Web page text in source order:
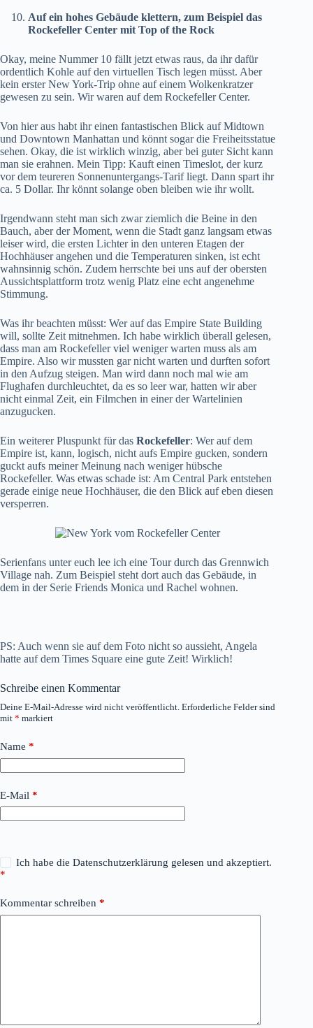
Auf ein hohes Gebäude klettern, zum Beispiel das
Rockefeller Center mit Top of the Rock
Okay, meine Nummer 10 fällt jetzt etwas raus, da ihr dafür
ordentlich Kohle auf den virtuellen Tisch legen müsst. Aber
kein erster New York-Trip ohne auf einem Wolkenkratzer
gewesen zu sein. Wir waren auf dem Rockefeller Center.
Von hier aus habt ihr einen fantastischen Blick auf Midtown
und Downtown Manhattan und könnt sogar die Freiheitsstatue
sehen. Okay, die ist wirklich winzig, aber bei guter Sicht kann
man sie erahnen. Mein Tipp: Kauft einen Timeslot, der kurz
vor dem teureren Sonnenuntergangs-Tarifliegt. Dann spart ihr
ca. 5 Dollar. Ihr könnt solange oben bleiben wie ihr wollt.
Irgendwann steht man sich zwar ziemlich die Beine in den
Bauch, aber der Moment, wenn die Stadt ganz langsam etwas
leiser wird, die ersten Lichter in den unteren Etagen der
Hochhäuser angehen und die Temperaturen sinken, ist echt
wahnsinnig schön. Zudem herrschte bei uns auf der obersten
Aussichtsplattform trotz wenig Platz eine echt angenehme
Stimmung.
Was ihr beachten müsst: Wer auf das Empire State Building
will, sollte Zeit mitnehmen. Ich habe wirklich überall gelesen,
dass man am Rockefeller viel weniger warten muss als am
Empire. Also wir mussten gar nicht warten und durften sofort
in den Aufzug steigen. Man wird dann noch mal wie am
Flughafen durchleuchtet, da es so leer war, hatten wir aber
nicht einmal Zeit, ein Filmchen in einer der Wartelinien
anzugucken.
Ein weiterer Pluspunkt für das Rockefeller: Wer auf dem
Empire ist, kann, logisch, nicht aufs Empire gucken, sondern
guckt aufs meiner Meinung nach weniger hübsche
Rockefeller. Was etwas schade ist: Am Central Park entstehen
gerade einige neue Hochhäuser, die den Blick auf eben diesen
versperren.
Serienfans unter euch lee ich eine Tour durch das Grennwich
Village nah. Zum Beispiel steht dort auch das Gebäude, in
dem in der Serie Friends Monica und Rachel wohnen.
PS: Auch wenn sie auf dem Foto nicht so aussieht, Angela
hatte auf dem Times Square eine gute Zeit! Wirklich!
Schreibe einen Kommentar
Deine E-Mail-Adresse wird nicht veröffentlicht. Erforderliche Felder sind
mit * markiert
Name *
E-Mail *
Ich habe die Datenschutzerklärung gelesen und akzeptiert.
*
Kommentar schreiben *